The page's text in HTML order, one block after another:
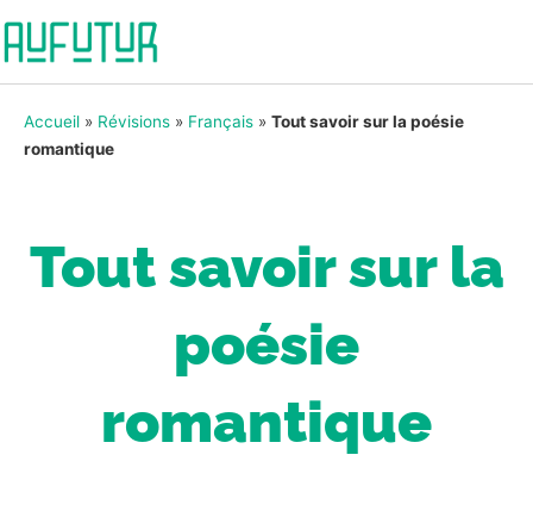
Accueil » Révisions » Français » Tout savoir sur la poésie
romantique
Tout savoir sur la
poésie
romantique